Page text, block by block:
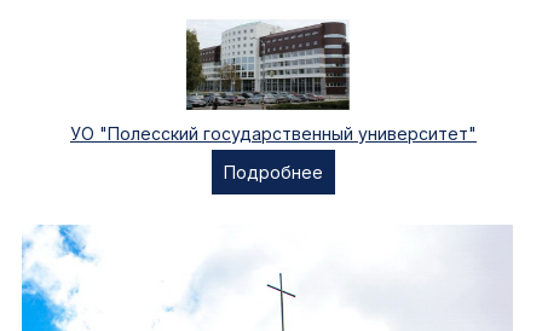
УО "Полесский государственный университет"
Подробнее